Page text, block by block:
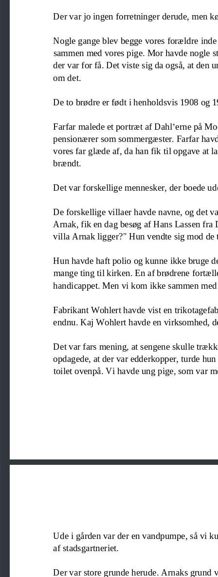
Der var jo ingen forretninger derude, men
Nogle gange blev begge vores forældre inde
sammen med vores pige. Mor havde nogle
der var for få. Det viste sig da også, at den
om det.
De to brødre er født i henholdsvis 1908 og
Farfar malede et portræt af Dahl’erne på
pensionærer som sommergæster. Farfar
vores far glæde af, da han fik til opgave at
brændt.
Det var forskellige mennesker, der boede
De forskellige villaer havde navne og det
Arnak, fik en dag besøg af Hans Lassen fra
villa Arnak ligger?" Hun vendte sig mod
Hun havde haft polio og kunne ikke bruge
mange ting til kirken. En af brødrene
handicappet. Men vi kom ikke sammen
Fabrikant Wohlert havde vist en
endnu. Kaj Wohlert havde en virksomhed,
Det var fars mening at sengene skulle
opdagede, at der var edderkopper, turde
toilet ovenpå. Vi havde ung pige , som var
Ude i gården var der en vandpumpe, så vi
af stadsgartneriet.
Der var store grunde herude. Arnaks